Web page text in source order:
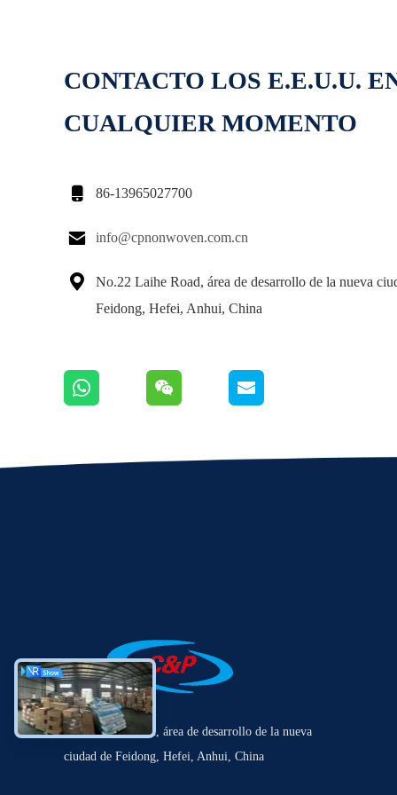
CONTACTO LOS E.E.U.U.
CUALQUIER MOMENTO
 86-13965027700
 info@cpnonwoven.com.cn

No.22 Laihe Road, área de desarrollo de la nueva
Feidong, Hefei, Anhui, China
No.22 Laihe Road, área de desarrollo de la nueva
ciudad de Feidong, Hefei, Anhui, China